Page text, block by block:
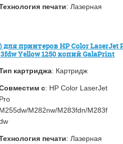
печати: Лазерная
принтеров HP Color LaserJet
Yellow 1250 копий GalaPrint
картриджа: Картридж
с: HP Color LaserJet
Pro
M255dw/M282nw/M283fdn/M283f
печати: Лазерная